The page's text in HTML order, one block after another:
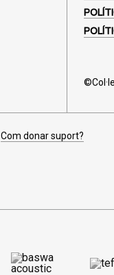
Com donar suport?